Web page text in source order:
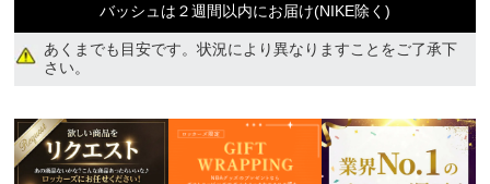
バッシュは２週間以内にお届け(NIKE除く)
あくまでも目安です。状況により異なりますことをご了承下
さい。
20,700円(税込)
20,700円(税込)